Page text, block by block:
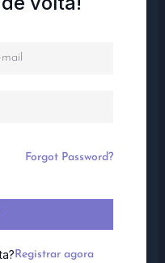
Forgot Password?
Registrar agora